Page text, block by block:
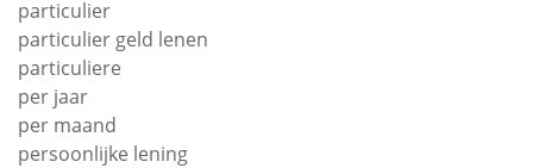
particulier
particulier geld lenen
particuliere
per jaar
per maand
persoonlijke lening